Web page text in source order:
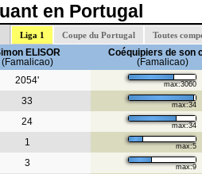
en Portugal
Liga 1 Coupe du Portugal Toutes
ELISOR
(Famalicao)
Coéquipiers de son
(Famalicao)
2054' max:3060
33 max:34
24 max:34
1 max:5
3 max:9